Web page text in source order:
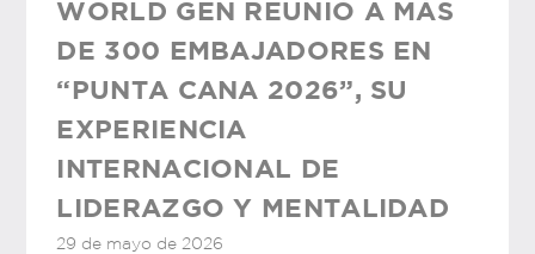
WORLD GEN REUNIÓ A MÁS
DE 300 EMBAJADORES EN
“PUNTA CANA 2026”, SU
EXPERIENCIA
INTERNACIONAL DE
LIDERAZGO Y MENTALIDAD
29 de mayo de 2026